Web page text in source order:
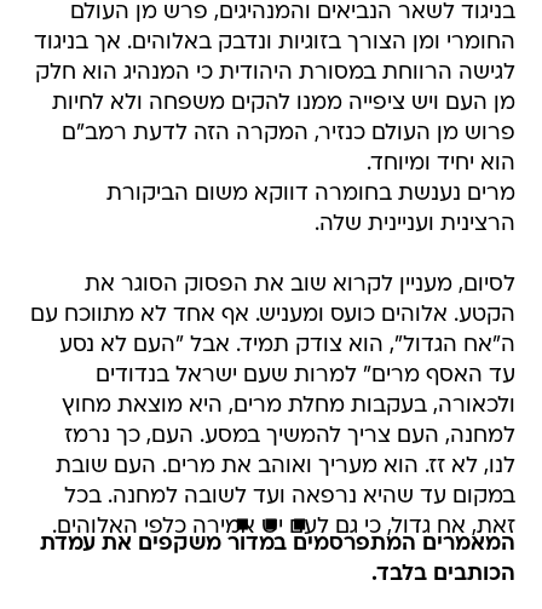
בניגוד לשאר הנביאים והמנהיגים, פרש מן העולם
החומרי ומן הצורך בזוגיות ונדבק באלוהים. אך בניגוד
לגישה הרווחת במסורת היהודית כי המנהיג הוא חלק
מן העם ויש ציפייה ממנו להקים משפחה ולא לחיות
פרוש מן העולם כנזיר, המקרה הזה לדעת רמב"ם
הוא יחיד ומיוחד.
מרים נענשת בחומרה דווקא משום הביקורת
הרצינית ועניינית שלה.
לסיום, מעניין לקרוא שוב את הפסוק הסוגר את
הקטע. אלוהים כועס ומעניש. אף אחד לא מתווכח עם
ה"אח הגדול", הוא צודק תמיד. אבל "העם לא נסע
עד האסף מרים" למרות שעם ישראל בנדודים
ולכאורה, בעקבות מחלת מרים, היא מוצאת מחוץ
למחנה, העם צריך להמשיך במסע. העם, כך נרמז
לנו, לא זז. הוא מעריך ואוהב את מרים. העם שובת
במקום עד שהיא נרפאה ועד לשובה למחנה. בכל
זאת, אח גדול, כי גם לעם יש אמירה כלפי האלוהים.
המאמרים המתפרסמים במדור משקפים את עמדת
הכותבים בלבד.